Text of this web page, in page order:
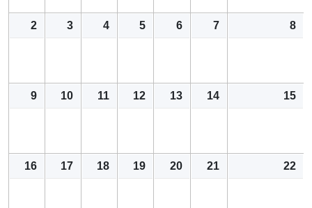
2 3 4 5 6 7 8
9 10 11 12 13 14 15
16 17 18 19 20 21 22